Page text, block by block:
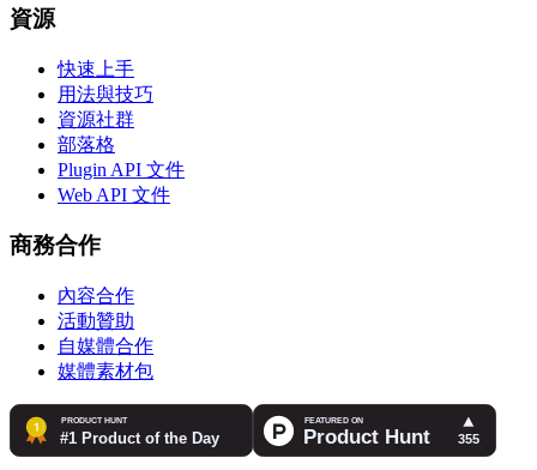
資源
快速上手
用法與技巧
資源社群
部落格
Plugin API 文件
Web API 文件
商務合作
內容合作
活動贊助
自媒體合作
媒體素材包